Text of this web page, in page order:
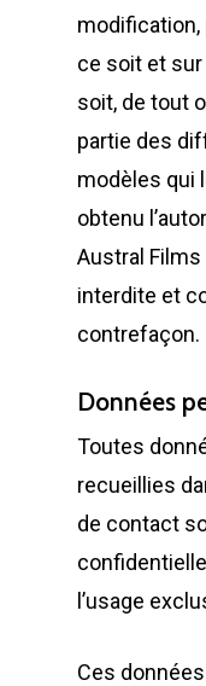
modification,
ce soit et
soit, de tout
partie des
modèles qui
obtenu
Austral
interdite et
contrefaçon.
Données
Toutes
recueillies
de contact
l’usage
Ces